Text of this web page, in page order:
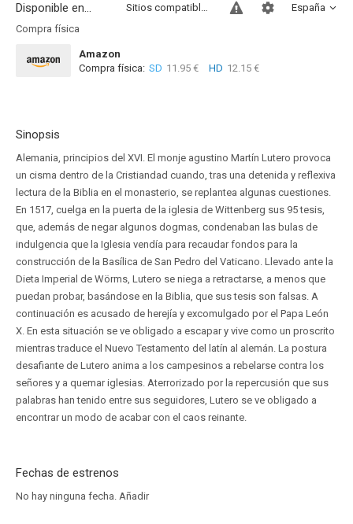
Disponible en... España
Sitios compatibles
Compra física
Amazon
Compra física: SD 11.95 € HD 12.15 €
Sinopsis
Alemania, principios del XVI. El monje agustino Martín Lutero provoca
un cisma dentro de la Cristiandad cuando, tras una detenida y reflexiva
lectura de la Biblia en el monasterio, se replantea algunas cuestiones.
En 1517, cuelga en la puerta de la iglesia de Wittenberg sus 95 tesis,
que, además de negar algunos dogmas, condenaban las bulas de
indulgencia que la Iglesia vendía para recaudar fondos para la
construcción de la Basílica de San Pedro del Vaticano. Llevado ante la
Dieta Imperial de Wörms, Lutero se niega a retractarse, a menos que
puedan probar, basándose en la Biblia, que sus tesis son falsas. A
continuación es acusado de herejía y excomulgado por el Papa León
X. En esta situación se ve obligado a escapar y vive como un proscrito
mientras traduce el Nuevo Testamento del latín al alemán. La postura
desafiante de Lutero anima a los campesinos a rebelarse contra los
señores y a quemar iglesias. Aterrorizado por la repercusión que sus
palabras han tenido entre sus seguidores, Lutero se ve obligado a
encontrar un modo de acabar con el caos reinante.
Fechas de estrenos
No hay ninguna fecha. Añadir